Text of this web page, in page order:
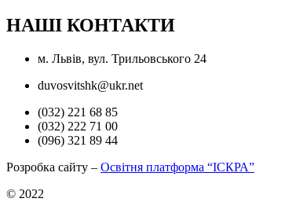
НАШІ КОНТАКТИ
м. Львів, вул. Трильовського 24
duvosvitshk@ukr.net
(032) 221 68 85
(032) 222 71 00
(096) 321 89 44
Розробка сайту – Освітня платформа “ІСКРА”
© 2022